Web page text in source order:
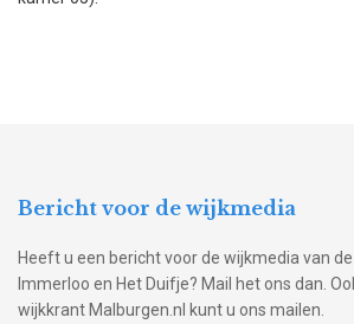
Bericht voor de wijkmedia
Heeft u een bericht voor de wijkmedia van
Immerloo en Het Duifje? Mail het ons dan.
wijkkrant Malburgen.nl kunt u ons mailen.